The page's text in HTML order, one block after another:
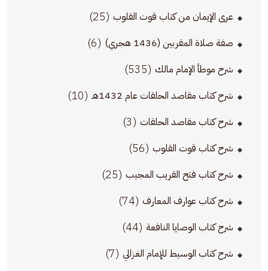
عرى الإيمان من كتاب قوت القلوب (25)
صفة صلاة المقربين (1436 هجري) (6)
شرح موطأ الإمام مالك (535)
شرح كتاب مقاصد الحلقات عام 1432هـ (10)
شرح كتاب مقاصد الحلقات (3)
شرح كتاب قوت القلوب (56)
شرح كتاب فتح القريب المجيب (25)
شرح كتاب عوارف المعارف (74)
شرح كتاب الوصايا النافعة (44)
شرح كتاب الوسيط للإمام الغزالي (7)